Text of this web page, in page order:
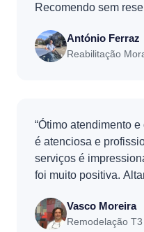
Recomendo sem
António Ferraz
Reabilitação
“Ótimo atendimento
é atenciosa e
serviços é
foi muito positiva.
Vasco Moreira
Remodelação